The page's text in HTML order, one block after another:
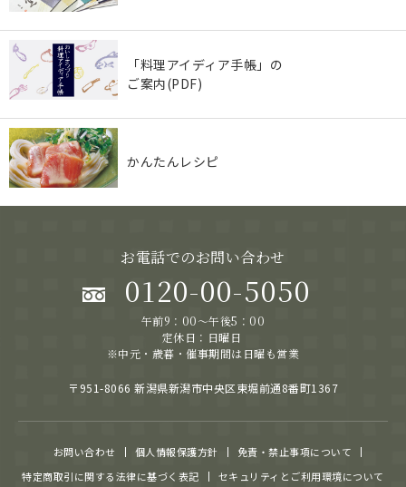
「料理アイディア手帳」の
ご案内(PDF)
かんたんレシピ
お電話でのお問い合わせ
0120-00-5050
午前9：00～午後5：00
定休日：日曜日
※中元・歳暮・催事期間は日曜も営業
〒951-8066 新潟県新潟市中央区東堀前通8番町1367
お問い合わせ 個人情報保護方針
免責・禁止事項について
特定商取引に関する法律に基づく表記
セキュリティとご利用環境について